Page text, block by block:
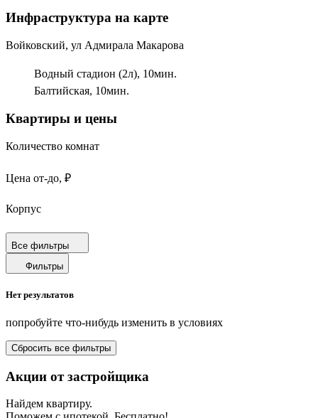
Инфраструктура на карте
Войковский, ул Адмирала Макарова
Водный стадион (2л), 10мин.
Балтийская, 10мин.
Квартиры и цены
Количество комнат
Цена от-до, ₽
Корпус
Срок сдачи
Площадь от-до, м²
Площадь кухни от-до, м²
Площадь балкона от-до, м²
Санузел
Все фильтры
Фильтры
Нет результатов
попробуйте что-нибудь изменить в условиях
Сбросить все фильтры
Акции от застройщика
Найдем квартиру.